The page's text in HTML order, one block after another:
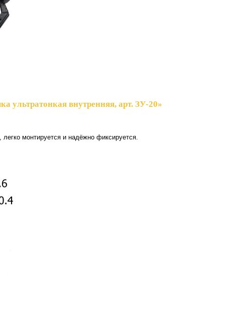
ультратонкая внутренняя, арт. ЗУ-20»
монтируется и надёжно фиксируется.